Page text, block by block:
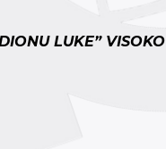
LUKE” VISOKO